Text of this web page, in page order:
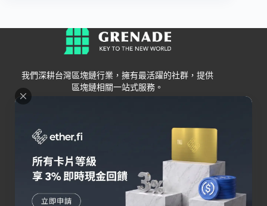
我們深耕台灣區塊鏈行業，擁有最活躍的社群，提供
區塊鏈相關一站式服務。
Grenade
關於我們
聯絡我們
錢包
交易所
Bybit
OKX
HOYA BIT